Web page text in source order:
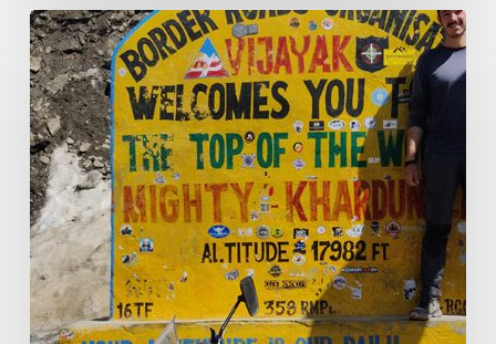
Iñigo
Marcos
Enciso